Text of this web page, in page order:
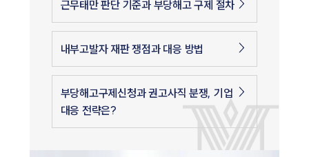
근무태만 판단 기준과 부당해고 구제 절차
내부고발자 재판 쟁점과 대응 방법
부당해고구제신청과 권고사직 분쟁, 기업
대응 전략은?